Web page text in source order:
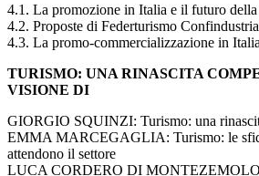
4.1. La promozione in Italia e il futuro
4.2. Proposte di Federturismo Confindustria
4.3. La promo-commercializzazione in Italia
TURISMO: UNA RINASCITA
VISIONE DI
GIORGIO SQUINZI: Turismo: una
EMMA MARCEGAGLIA: Turismo: le
attendono il settore
LUCA CORDERO DI